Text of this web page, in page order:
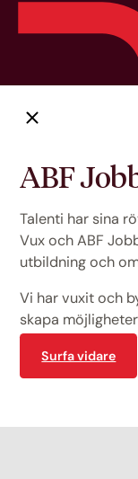
ABF
Talenti har sina
Vux och ABF
utbildning och
Vi har vuxit och
skapa
Surfa vidare